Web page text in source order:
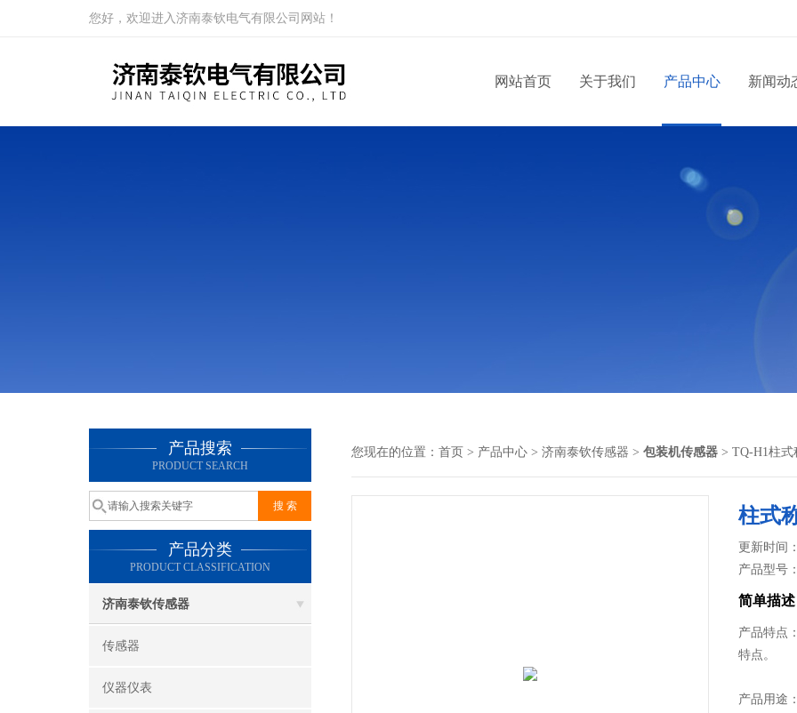
您好，欢迎进入济南泰钦电气有限公司网站！
网站首页 关于我们 产品中心 新闻动
产品搜索
PRODUCT SEARCH
产品分类
PRODUCT CLASSIFICATION
济南泰钦传感器
传感器
仪器仪表
您现在的位置： 首页 > 产品中心 > 济南泰钦传感器 > 包装机传感器 > TQ-H1柱式
柱式
更新时间
产品型号
简单描述
产品特点
特点。
产品用途